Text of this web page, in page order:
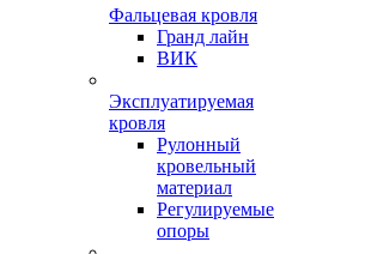
Фальцевая кровля
Гранд лайн
ВИК
Эксплуатируемая
кровля
Рулонный
кровельный
материал
Регулируемые
опоры